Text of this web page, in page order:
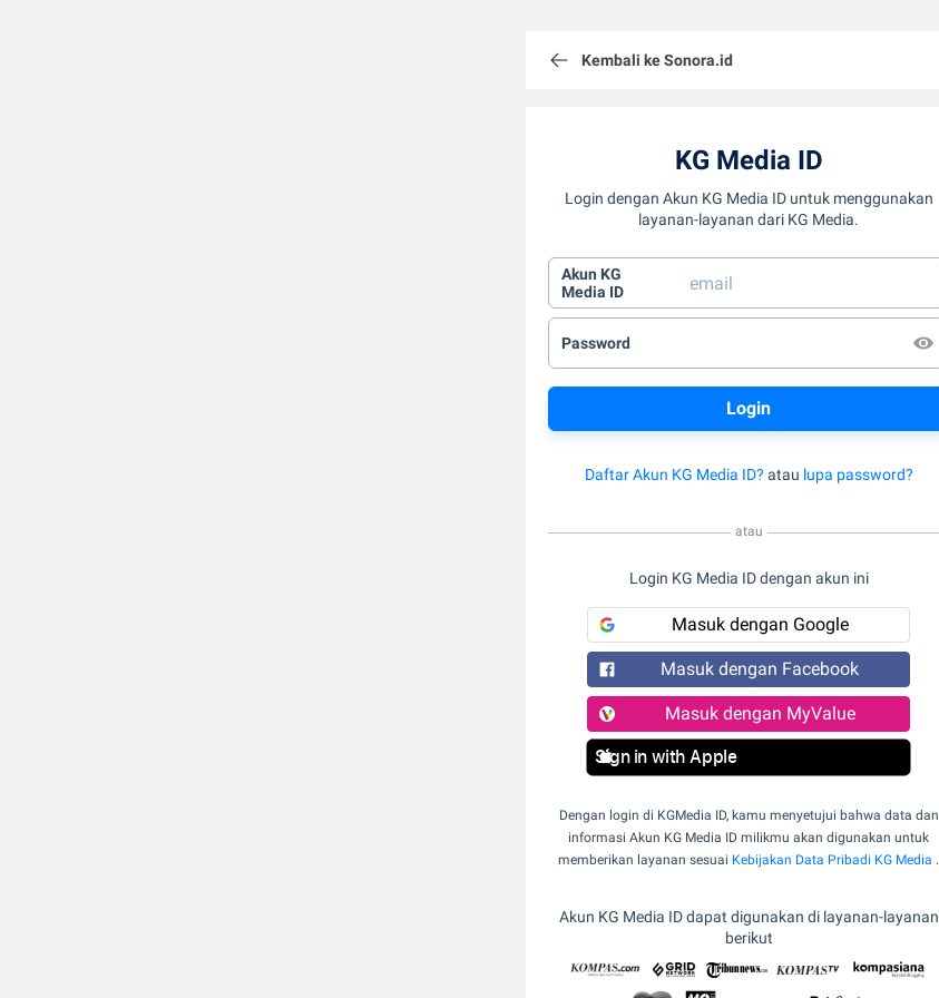
Kembali ke Sonora.id
KG Media ID
Login dengan Akun KG Media ID untuk menggunakan
layanan-layanan dari KG Media.
Akun KG
Media ID
Password
Daftar Akun KG Media ID? atau lupa password?
atau
Login KG Media ID dengan akun ini
Masuk dengan Google
Masuk dengan Facebook
Masuk dengan MyValue
Sign in with Apple
Dengan login di KGMedia ID, kamu menyetujui bahwa data dan
informasi Akun KG Media ID milikmu akan digunakan untuk
memberikan layanan sesuai Kebijakan Data Pribadi KG Media .
Akun KG Media ID dapat digunakan di layanan-layanan
berikut